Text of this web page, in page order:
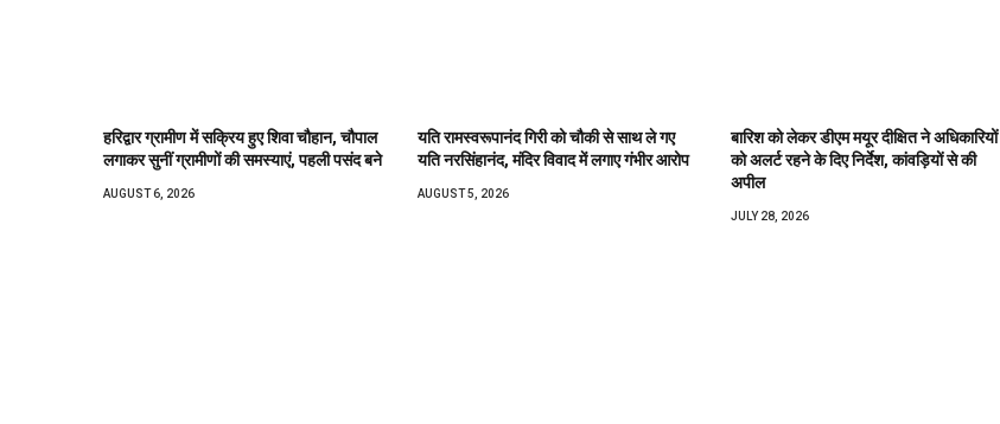
हरिद्वार ग्रामीण में सक्रिय हुए शिवा चौहान, चौपाल
लगाकर सुनीं ग्रामीणों की समस्याएं, पहली पसंद बने
AUGUST 6, 2026
यति रामस्वरूपानंद गिरी को चौकी से साथ ले गए
यति नरसिंहानंद, मंदिर विवाद में लगाए गंभीर आरोप
AUGUST 5, 2026
बारिश को लेकर डीएम मयूर दीक्षित ने अधिकारियों
को अलर्ट रहने के दिए निर्देश, कांवड़ियों से की
अपील
JULY 28, 2026